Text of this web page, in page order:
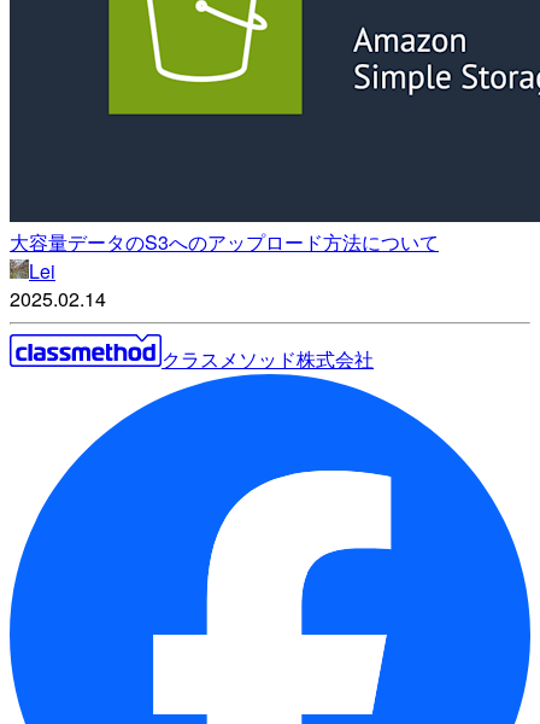
大容量データのS3へのアップロード方法について
Lei
2025.02.14
クラスメソッド株式会社